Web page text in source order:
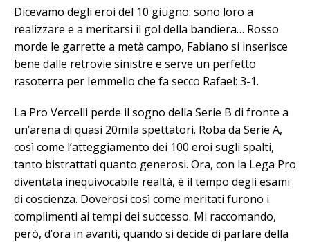
Dicevamo degli eroi del 10 giugno: sono loro a
realizzare e a meritarsi il gol della bandiera… Rosso
morde le garrette a metà campo, Fabiano si inserisce
bene dalle retrovie sinistre e serve un perfetto
rasoterra per Iemmello che fa secco Rafael: 3-1.
La Pro Vercelli perde il sogno della Serie B di fronte a
un’arena di quasi 20mila spettatori. Roba da Serie A,
così come l’atteggiamento dei 100 eroi sugli spalti,
tanto bistrattati quanto generosi. Ora, con la Lega Pro
diventata inequivocabile realtà, è il tempo degli esami
di coscienza. Doverosi così come meritati furono i
complimenti ai tempi dei successo. Mi raccomando,
però, d’ora in avanti, quando si decide di parlare della